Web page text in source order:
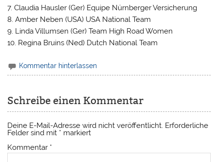
7. Claudia Hausler (Ger) Equipe Nürnberger Versicherung
8. Amber Neben (USA) USA National Team
9. Linda Villumsen (Ger) Team High Road Women
10. Regina Bruins (Ned) Dutch National Team
Kommentar hinterlassen
Schreibe einen Kommentar
Deine E-Mail-Adresse wird nicht veröffentlicht. Erforderliche
Felder sind mit * markiert
Kommentar *